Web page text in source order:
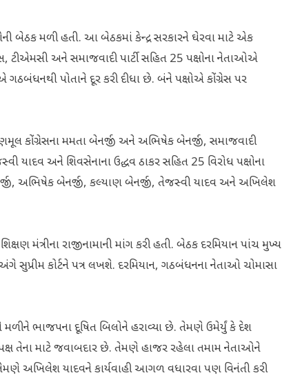
બેઠક મળી હતી. આ બેઠકમાં કેન્દ્ર સરકારને ઘેરવા માટે એક
ટીએમસી અને સમાજવાદી પાર્ટી સહિત 25 પક્ષોના નેતાઓએ
પોતાને દૂર કરી દીધા છે. બંને પક્ષોએ કોંગ્રેસ પર
કોંગ્રેસના મમતા બેનર્જી અને અભિષેક બેનર્જી, સમાજવાદી
યાદવ અને શિવસેનાના ઉદ્ધવ ઠાકર સહિત 25 વિરોધ પક્ષોના
અભિષેક બેનર્જી, કલ્યાણ બેનર્જી, તેજસ્વી યાદવ અને અખિલેશ
મંત્રીના રાજીનામાની માંગ કરી હતી. બેઠક દરમિયાન પાંચ મુખ્ય
સુપ્રીમ કોર્ટને પત્ર લખશે. દરમિયાન, ગઠબંધનના નેતાઓ ચોમાસા
ભાજપના દૂષિત બિલોને હરાવ્યા છે. તેમણે ઉમેર્યું કે દેશ
તેના માટે જવાબદાર છે. તેમણે હાજર રહેલા તમામ નેતાઓને
અખિલેશ યાદવને કાર્યવાહી આગળ વધારવા પણ વિનંતી કરી